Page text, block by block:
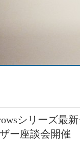
シリーズ最
ー座談会開催